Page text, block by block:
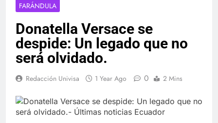
FARÁNDULA
Donatella Versace se
despide: Un legado que no
será olvidado.
Redacción Univisa 1 Year Ago 0 2 Mins